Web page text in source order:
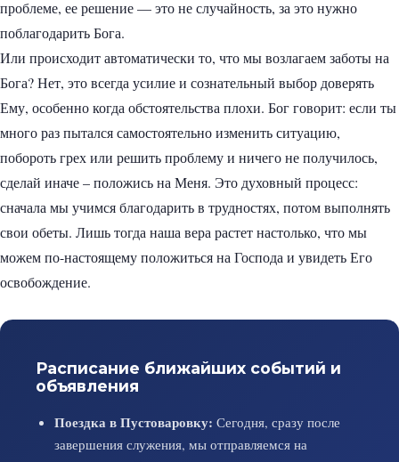
проблеме, ее решение — это не случайность, за это нужно
поблагодарить Бога.
Или происходит автоматически то, что мы возлагаем заботы на
Бога? Нет, это всегда усилие и сознательный выбор доверять
Ему, особенно когда обстоятельства плохи. Бог говорит: если ты
много раз пытался самостоятельно изменить ситуацию,
побороть грех или решить проблему и ничего не получилось,
сделай иначе – положись на Меня. Это духовный процесс:
сначала мы учимся благодарить в трудностях, потом выполнять
свои обеты. Лишь тогда наша вера растет настолько, что мы
можем по-настоящему положиться на Господа и увидеть Его
освобождение.
Расписание ближайших событий и
объявления
Поездка в Пустоваровку: Сегодня, сразу после
завершения служения, мы отправляемся на